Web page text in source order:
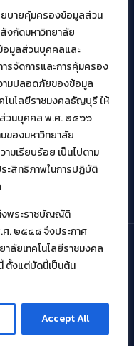
ยบายคุ้มครองข้อมูลส่วน
งกัดมหาวิทยาลัย
อมูลส่วนบุคคลและ
รจัดการและการคุ้มครอง
ามปลอดภัยของข้อมูล
โนโลยีราชมงคลธัญบุรี ให้
วนบุคคล พ.ศ. ๒๕๖๖
นของมหาวิทยาลัย
มเรียบร้อย เป็นไปตาม
ะสิทธิภาพในการปฏิบัติ
งพระราชบัญญัติ
ศ. ๒๕๔๘ จึงประกาศ
ลัยเทคโนโลยีราชมงคล
ตั้งแต่บัดนี้เป็นต้น
Accept All
ยนอก
ร SME โดย. มทร.ธัญบุรี
รเครื่องจักรกลทางการ
ปสินค้าเกษตรระดับชุมชน
ยตำบลแบบบูรณาการ (1
ารสนเทศ มหาวิทยาลัย
ญบุรี